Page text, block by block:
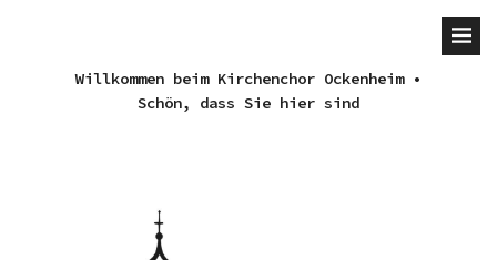
Willkommen beim Kirchenchor Ockenheim •
Schön, dass Sie hier sind